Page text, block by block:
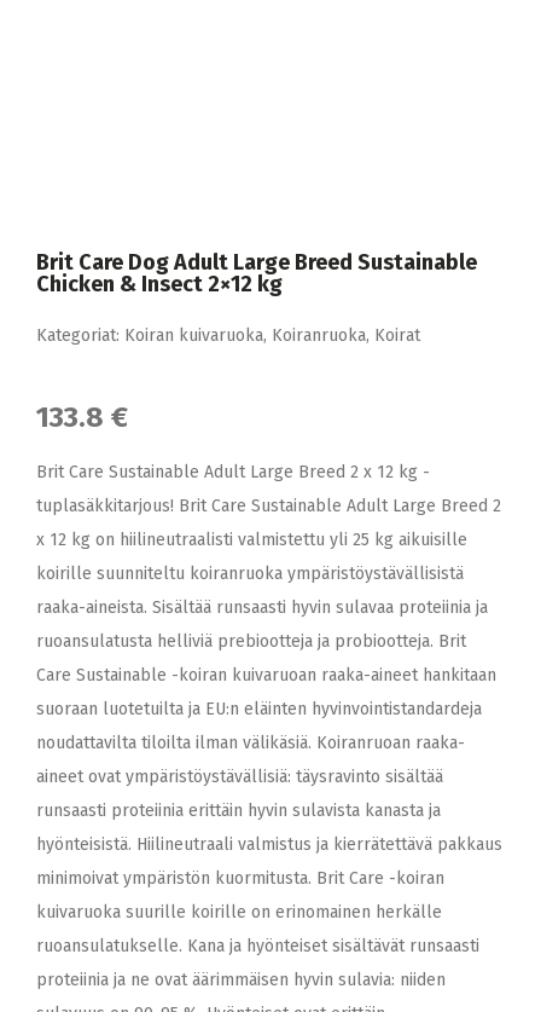
Brit Care Dog Adult Large Breed Sustainable
Chicken & Insect 2×12 kg
Kategoriat: Koiran kuivaruoka, Koiranruoka, Koirat
133.8 €
Brit Care Sustainable Adult Large Breed 2 x 12 kg -
tuplasäkkitarjous! Brit Care Sustainable Adult Large Breed 2
x 12 kg on hiilineutraalisti valmistettu yli 25 kg aikuisille
koirille suunniteltu koiranruoka ympäristöystävällisistä
raaka-aineista. Sisältää runsaasti hyvin sulavaa proteiinia ja
ruoansulatusta helliviä prebiootteja ja probiootteja. Brit
Care Sustainable -koiran kuivaruoan raaka-aineet hankitaan
suoraan luotetuilta ja EU:n eläinten hyvinvointistandardeja
noudattavilta tiloilta ilman välikäsiä. Koiranruoan raaka-
aineet ovat ympäristöystävällisiä: täysravinto sisältää
runsaasti proteiinia erittäin hyvin sulavista kanasta ja
hyönteisistä. Hiilineutraali valmistus ja kierrätettävä pakkaus
minimoivat ympäristön kuormitusta. Brit Care -koiran
kuivaruoka suurille koirille on erinomainen herkälle
ruoansulatukselle. Kana ja hyönteiset sisältävät runsaasti
proteiinia ja ne ovat äärimmäisen hyvin sulavia: niiden